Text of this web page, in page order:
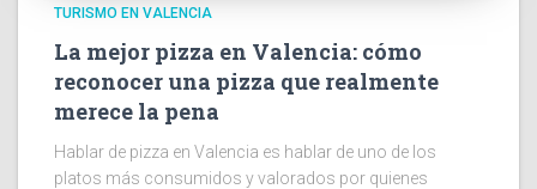
TURISMO EN VALENCIA
La mejor pizza en Valencia: cómo
reconocer una pizza que realmente
merece la pena
Hablar de pizza en Valencia es hablar de uno de los
platos más consumidos y valorados por quienes